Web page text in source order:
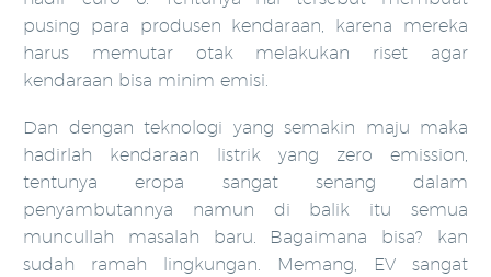
pusing para produsen kendaraan, karena mereka
harus memutar otak melakukan riset agar
kendaraan bisa minim emisi.
Dan dengan teknologi yang semakin maju maka
hadirlah kendaraan listrik yang zero emission,
tentunya eropa sangat senang dalam
penyambutannya namun di balik itu semua
muncullah masalah baru. Bagaimana bisa? kan
sudah ramah lingkungan. Memang, EV sangat